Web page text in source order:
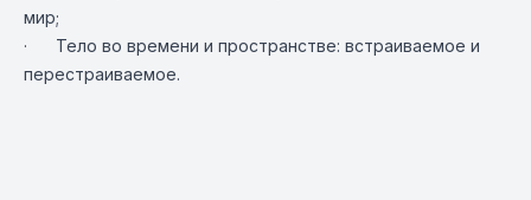
мир;
· Тело во времени и пространстве: встраиваемое и
перестраиваемое.